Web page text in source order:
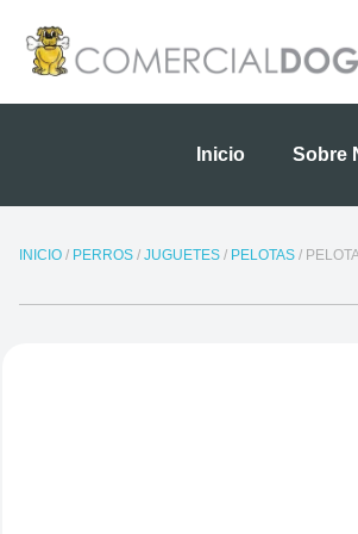
contenido
Inicio Sobre
INICIO / PERROS / JUGUETES / PELOTAS /